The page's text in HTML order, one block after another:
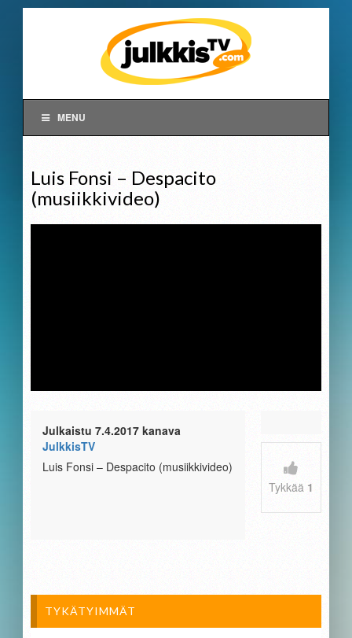
MENU
Luis Fonsi – Despacito
(musiikkivideo)
Julkaistu 7.4.2017 kanava
JulkkisTV
Luis Fonsi – Despacito (musiikkivideo)
Tykkää 1
TYKÄTYIMMÄT